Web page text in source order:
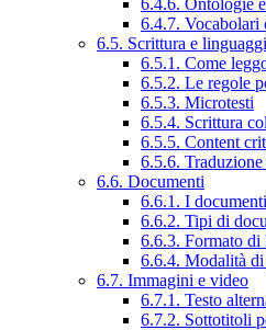
6.4.7. Vocabolari
6.5. Scrittura e
6.5.1. Come
6.5.2. Le regole
6.5.3. Microtesti
6.5.4. Scrittura
6.5.5. Content
6.5.6.
6.6. Documenti
6.6.1. I
6.6.2. Tipi di
6.6.3. Formato di
6.6.4. Modalità
6.7. Immagini e video
6.7.1. Testo
6.7.2. Sottotitoli